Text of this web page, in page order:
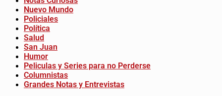
Nuevo Mundo
Policiales
Política
Salud
San Juan
Humor
Peliculas y Series para no Perderse
Columnistas
Grandes Notas y Entrevistas